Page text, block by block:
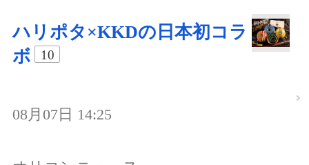
ハリポタ×KKDの日本初コラ
ボ
10
08月07日 14:25